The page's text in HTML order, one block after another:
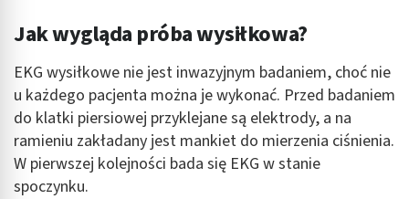
Jak wygląda próba wysiłkowa?
EKG wysiłkowe nie jest inwazyjnym badaniem, choć nie
u każdego pacjenta można je wykonać. Przed badaniem
do klatki piersiowej przyklejane są elektrody, a na
ramieniu zakładany jest mankiet do mierzenia ciśnienia.
W pierwszej kolejności bada się EKG w stanie
spoczynku.